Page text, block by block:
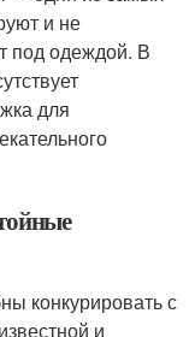
и не
под одеждой. В
для
конкурировать с
и